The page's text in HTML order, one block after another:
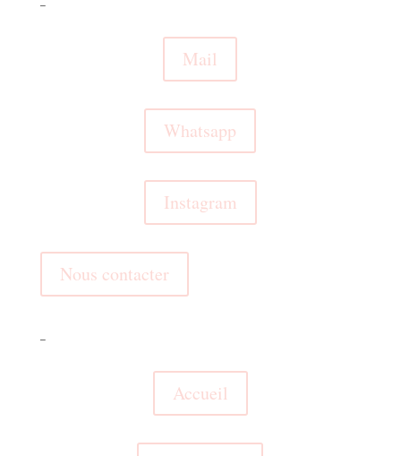
Mail
Whatsapp
Instagram
Nous contacter
Accueil